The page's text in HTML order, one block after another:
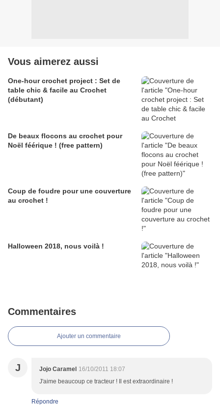
Vous aimerez aussi
One-hour crochet project : Set de
table chic & facile au Crochet
(débutant)
De beaux flocons au crochet pour
Noël féérique ! (free pattern)
Coup de foudre pour une couverture
au crochet !
Halloween 2018, nous voilà !
Commentaires
Ajouter un commentaire
J Jojo Caramel 16/10/2011 18:07
J'aime beaucoup ce tracteur ! Il est extraordinaire !
Répondre